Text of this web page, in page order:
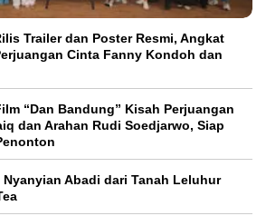
Trailer dan Poster Resmi, Angkat
Cinta Fanny Kondoh dan
“Dan Bandung” Kisah Perjuangan
dan Arahan Rudi Soedjarwo, Siap
Abadi dari Tanah Leluhur